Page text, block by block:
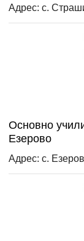
Адрес: с.
Основно
Езерово
Адрес: с.